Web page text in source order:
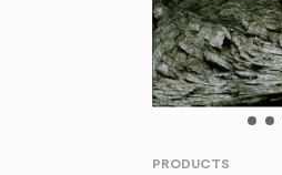
VOICE OF FREEDOM